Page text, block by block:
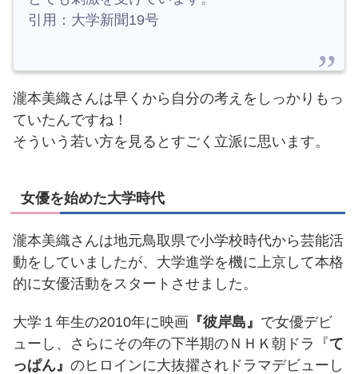
引用：大学新聞19号
瀧本美織さんは早くから自分の考えをしっかりもっ
ていたんですね！
そういう若い方を見るとすごく立派に思います。
女優を始めた大学時代
瀧本美織さんは地元鳥取県で小学校時代から芸能活
動をしていましたが、大学進学を機に上京して本格
的に女優活動をスタートさせました。
大学１年生の2010年に映画 『彼岸島』 で女優デビ
ューし、さらにその年の下半期のＮＨＫ朝ドラ『て
っぱん』 のヒロインに大抜擢されドラマデビューし